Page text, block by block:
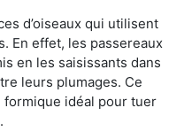
d’oiseaux qui utilisent
En effet, les passereaux
en les saisissants dans
leurs plumages. Ce
idéal pour tuer